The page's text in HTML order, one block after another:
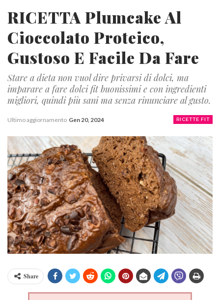
RICETTA Plumcake Al
Cioccolato Proteico,
Gustoso E Facile Da Fare
Stare a dieta non vuol dire privarsi di dolci, ma
imparare a fare dolci fit buonissimi e con ingredienti
migliori, quindi più sani ma senza rinunciare al gusto.
RICETTE FIT
Ultimo aggiornamento Gen 20, 2024
Share